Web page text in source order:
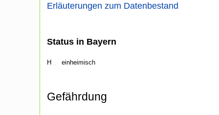
Erläuterungen zum Datenbestand
Status in Bayern
H einheimisch
Gefährdung